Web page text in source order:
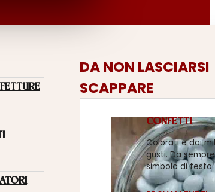
DA NON LASCIARSI
SCAPPARE
CONFETTI
Colorati e dai
gusti. Da sempre
simbolo di festa